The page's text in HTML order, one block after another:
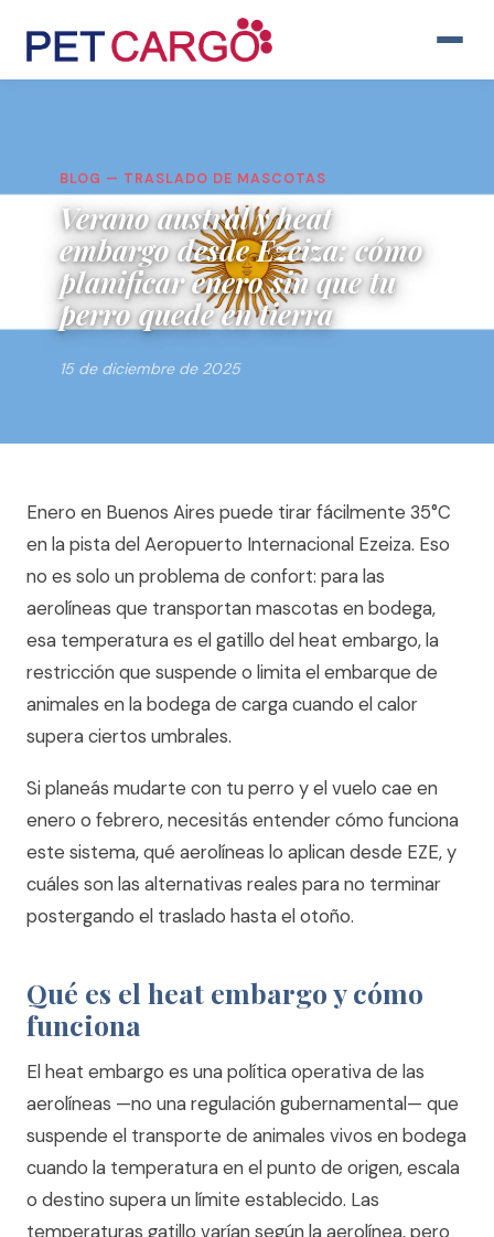
BLOG — TRASLADO DE MASCOTAS
Verano austral y heat
embargo desde Ezeiza: cómo
planificar enero sin que tu
perro quede en tierra
15 de diciembre de 2025
Enero en Buenos Aires puede tirar fácilmente 35°C
en la pista del Aeropuerto Internacional Ezeiza. Eso
no es solo un problema de confort: para las
aerolíneas que transportan mascotas en bodega,
esa temperatura es el gatillo del heat embargo, la
restricción que suspende o limita el embarque de
animales en la bodega de carga cuando el calor
supera ciertos umbrales.
Si planeás mudarte con tu perro y el vuelo cae en
enero o febrero, necesitás entender cómo funciona
este sistema, qué aerolíneas lo aplican desde EZE, y
cuáles son las alternativas reales para no terminar
postergando el traslado hasta el otoño.
Qué es el heat embargo y cómo
funciona
El heat embargo es una política operativa de las
aerolíneas —no una regulación gubernamental— que
suspende el transporte de animales vivos en bodega
cuando la temperatura en el punto de origen, escala
o destino supera un límite establecido. Las
temperaturas gatillo varían según la aerolínea, pero